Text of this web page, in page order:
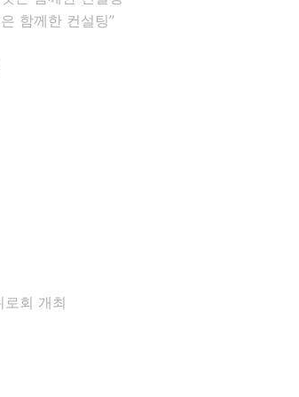
함께한 컨설팅”
회 개최